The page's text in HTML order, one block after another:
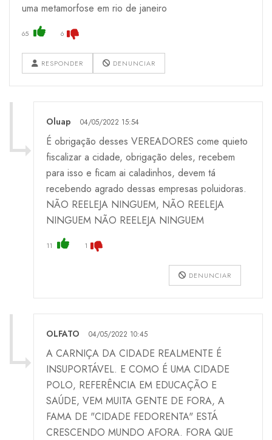
uma metamorfose em rio de janeiro
65 6
RESPONDER DENUNCIAR
Oluap 04/05/2022 15:54
É obrigação desses VEREADORES come quieto
fiscalizar a cidade, obrigação deles, recebem
para isso e ficam ai caladinhos, devem tá
recebendo agrado dessas empresas poluidoras.
NÃO REELEJA NINGUEM, NÃO REELEJA
NINGUEM NÃO REELEJA NINGUEM
11 1
DENUNCIAR
OLFATO 04/05/2022 10:45
A CARNIÇA DA CIDADE REALMENTE É
INSUPORTÁVEL. E COMO É UMA CIDADE
POLO, REFERÊNCIA EM EDUCAÇÃO E
SAÚDE, VEM MUITA GENTE DE FORA, A
FAMA DE "CIDADE FEDORENTA" ESTÁ
CRESCENDO MUNDO AFORA. FORA QUE